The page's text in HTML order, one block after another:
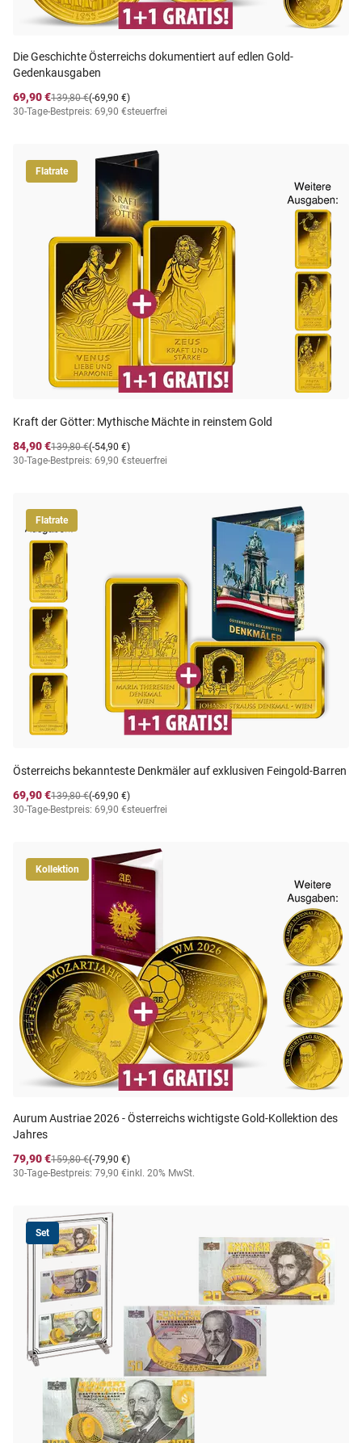
Die Geschichte Österreichs dokumentiert auf edlen Gold-
Gedenkausgaben
69,90 €
(-69,90 €)
139,80 €
30-Tage-Bestpreis: 69,90 €steuerfrei
Flatrate
Kraft der Götter: Mythische Mächte in reinstem Gold
84,90 €
(-54,90 €)
139,80 €
30-Tage-Bestpreis: 69,90 €steuerfrei
Flatrate
Österreichs bekannteste Denkmäler auf exklusiven Feingold-Barren
69,90 €
(-69,90 €)
139,80 €
30-Tage-Bestpreis: 69,90 €steuerfrei
Kollektion
Aurum Austriae 2026 - Österreichs wichtigste Gold-Kollektion des
Jahres
79,90 €
(-79,90 €)
159,80 €
30-Tage-Bestpreis: 79,90 €inkl. 20% MwSt.
Set